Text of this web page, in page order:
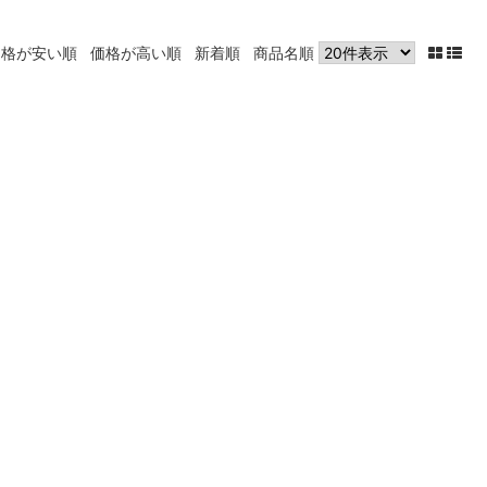
が安い順 価格が高い順 新着順 商品名順